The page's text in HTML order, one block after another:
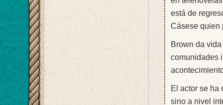
está de
Cásese quien
Brown da
comunidades
El actor se ha
sino a nivel